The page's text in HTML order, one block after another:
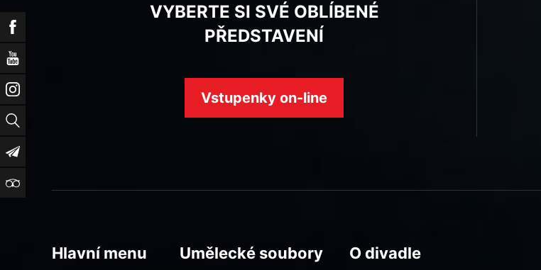
Facebook
YouTube
Instagram
Vyhledat
Newsletter
TripAdvisor
VYBERTE SI SVÉ OBLÍBENÉ
PŘEDSTAVENÍ
Vstupenky on-line
Hlavní menu Umělecké soubory O divadle